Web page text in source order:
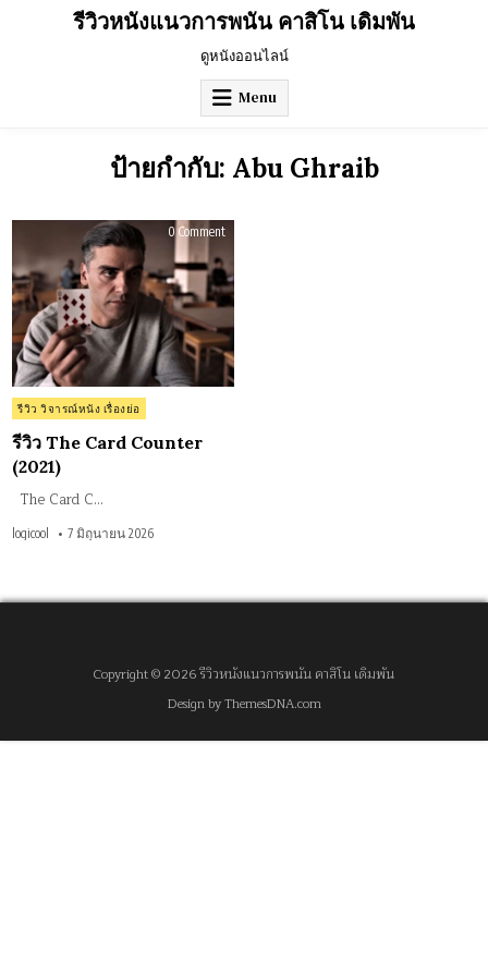
รีวิวหนังแนวการพนัน คาสิโน เดิมพัน
ดูหนังออนไลน์
Menu
ป้ายกำกับ: Abu Ghraib
0 Commenton
Card
Counter
(2021)
Posted
in
รีวิว วิจารณ์หนัง เรื่องย่อ
รีวิว The Card Counter
(2021)
The Card C…
logicool 7 มิถุนายน 2026
Copyright © 2026 รีวิวหนังแนวการพนัน คาสิโน เดิมพัน
Design by ThemesDNA.com